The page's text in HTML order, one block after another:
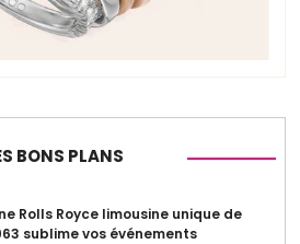
BONS PLANS
Rolls Royce limousine unique de
sublime vos événements